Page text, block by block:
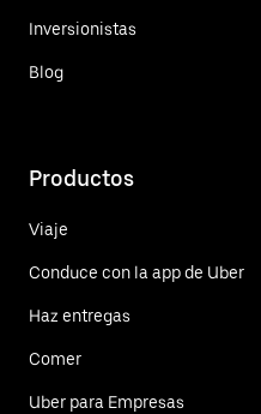
Inversionistas
Blog
Productos
Viaje
Conduce con la app de Uber
Haz entregas
Comer
Uber para Empresas